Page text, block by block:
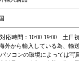
応時間：10:00-19:00 土日祝
外から輸入している為、輸
ソコンの環境によっては写